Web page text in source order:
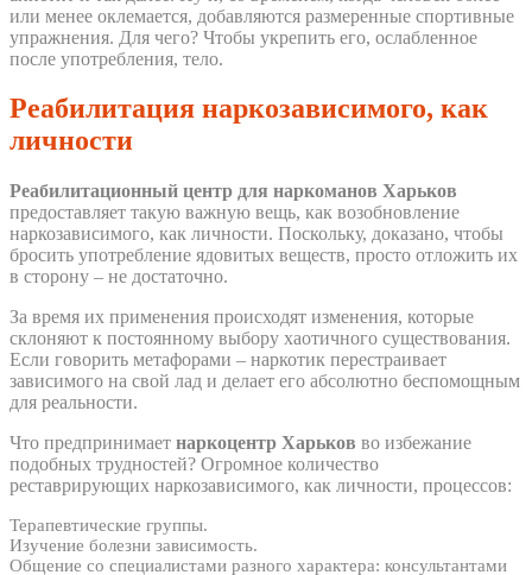
или менее оклемается, добавляются размеренные спортивные
упражнения. Для чего? Чтобы укрепить его, ослабленное
после употребления, тело.
Реабилитация наркозависимого, как
личности
Реабилитационный центр для наркоманов Харьков
предоставляет такую важную вещь, как возобновление
наркозависимого, как личности. Поскольку, доказано, чтобы
бросить употребление ядовитых веществ, просто отложить их
в сторону – не достаточно.
За время их применения происходят изменения, которые
склоняют к постоянному выбору хаотичного существования.
Если говорить метафорами – наркотик перестраивает
зависимого на свой лад и делает его абсолютно беспомощным
для реальности.
Что предпринимает наркоцентр Харьков во избежание
подобных трудностей? Огромное количество
реставрирующих наркозависимого, как личности, процессов:
Терапевтические группы.
Изучение болезни зависимость.
Общение со специалистами разного характера: консультантами